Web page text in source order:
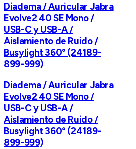
Diadema / Auricular Jabra
Evolve2 40 SE Mono /
USB-C y USB-A /
Aislamiento de Ruido /
Busylight 360° (24189-
899-999)
Diadema / Auricular Jabra
Evolve2 40 SE Mono /
USB-C y USB-A /
Aislamiento de Ruido /
Busylight 360° (24189-
899-999)